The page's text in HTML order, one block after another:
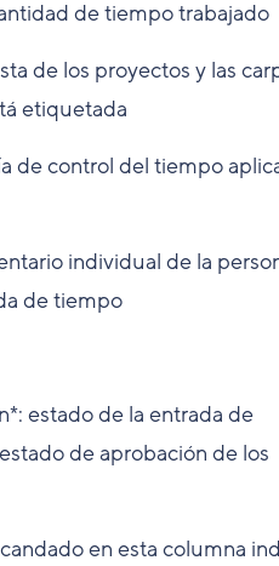
de tiempo trabajado
de los proyectos y las
etiquetada
de control del tiempo
individual de la
de tiempo
estado de la entrada de
de aprobación de los
en esta columna